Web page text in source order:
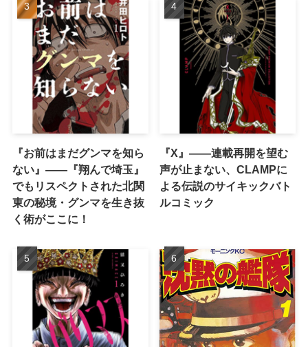
『お前はまだグンマを知ら
ない』――『翔んで埼玉』
でもリスペクトされた北関
東の秘境・グンマを生き抜
く術がここに！
『X』——連載再開を望む
声が止まない、CLAMPに
よる伝説のサイキックバト
ルコミック